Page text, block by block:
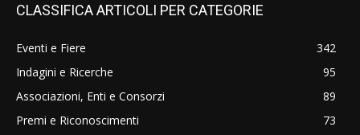
CLASSIFICA ARTICOLI PER CATEGORIE
Eventi e Fiere
342
Indagini e Ricerche
95
Associazioni, Enti e Consorzi
89
Premi e Riconoscimenti
73